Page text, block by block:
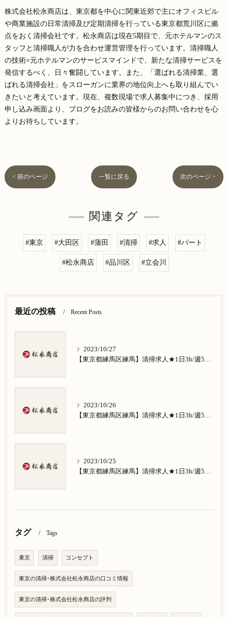
株式会社松永商店は、東京都を中心に関東近郊で主にオフィスビル
や商業施設の日常清掃及び定期清掃を行っている東京都荒川区に拠
点をおく清掃会社です。松永商店は現在5期目で、元ホテルマンのス
タッフと清掃職人が力を合わせ運営管理を行っています。清掃職人
の技術×元ホテルマンのサービスマインドで、新たな清掃サービスを
発信するべく、日々奮闘しています。また、「選ばれる清掃業、選
ばれる清掃会社」をスローガンに業界の地位向上へも取り組んでい
きたいと考えています。現在、複数現場で求人募集中につき、採用
申し込み画面より、ブログをお読みの皆様からのお問い合わせを心
よりお待ちしています。
< 前のページ 一覧に戻る 次のページ >
関連タグ
#東京 #大田区 #蒲田 #清掃 #求人 #パート
#松永商店 #品川区 #立会川
最近の投稿 Recent Posts
2023/10/27
【東京都練馬区練馬】清掃求人★1日3h/週5日/祝日お休み★谷原在住の方歓迎
2023/10/26
【東京都練馬区練馬】清掃求人★1日3h/週5日/祝日お休み★南田中在住の方歓迎
2023/10/25
【東京都練馬区練馬】清掃求人★1日3h/週5日/祝日お休み★南大泉在住の方歓迎
タグ Tags
東京 清掃 コンセプト
東京の清掃･株式会社松永商店の口コミ情報
東京の清掃･株式会社松永商店の評判